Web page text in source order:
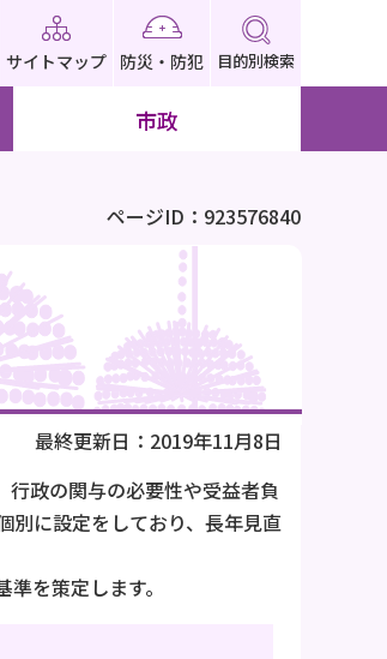
サイトマップ 防災・防犯 目的別検索
市政
ページID：923576840
最終更新日：2019年11月8日
政の関与の必要性や受益者負
別に設定をしており、長年見直
を策定します。